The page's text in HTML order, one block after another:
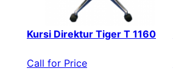
Kursi Direktur Tiger T 1160
Call for Price